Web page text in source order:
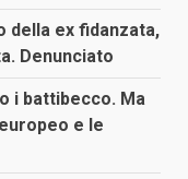
della ex fidanzata,
Denunciato
i battibecco. Ma
e le